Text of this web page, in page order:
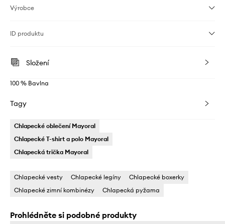
Výrobce
ID produktu
Složení
100 % Bavlna
Tagy
Chlapecké oblečení Mayoral
Chlapecké T-shirt a polo Mayoral
Chlapecká trička Mayoral
Chlapecké vesty Chlapecké legíny
Chlapecké boxerky
Chlapecké zimní kombinézy
Chlapecká pyžama
Prohlédněte si podobné produkty